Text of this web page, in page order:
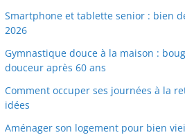
Smartphone et tablette senior : bien
2026
Gymnastique douce à la maison :
douceur après 60 ans
Comment occuper ses journées à la
idées
Aménager son logement pour bien